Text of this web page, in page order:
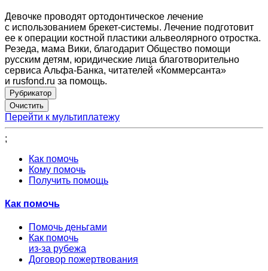
Девочке проводят ортодонтическое лечение
с использованием брекет-системы. Лечение подготовит
ее к операции костной пластики альвеолярного отростка.
Резеда, мама Вики, благодарит Общество помощи
русским детям, юридические лица благотворительно
сервиса Альфа-Банка, читателей «Коммерсанта»
и rusfond.ru за помощь.
Рубрикатор
Перейти к мультиплатежу
;
Как помочь
Кому помочь
Получить помощь
Как помочь
Помочь деньгами
Как помочь
из-за рубежа
Договор пожертвования